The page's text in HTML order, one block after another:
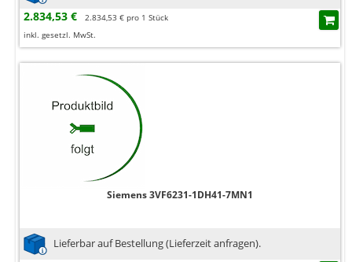
2.834,53 €
2.834,53 € pro 1 Stück
inkl. gesetzl. MwSt.
Siemens 3VF6231-1DH41-7MN1
Lieferbar auf Bestellung (Lieferzeit anfragen).